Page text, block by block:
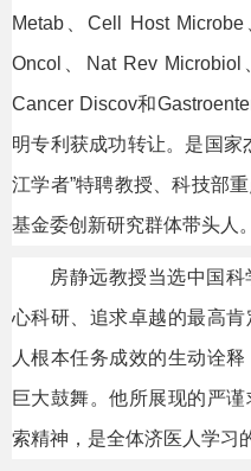
Metab、Cell Host
Oncol、Nat Rev Microbiol
Cancer Discov和
明专利获成功转让。是国家
江学者”特聘教授、科技部
基金委创新研究群体带头人。
房静远教授当选中国
心科研、追求卓越的最高
人根本任务成效的生动诠
巨大鼓舞。他所展现的严
索精神，是全体济医人学习